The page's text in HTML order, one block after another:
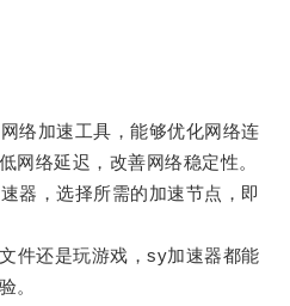
加速工具，能够优化网络连
网络延迟，改善网络稳定性。
，选择所需的加速节点，即
还是玩游戏，sy加速器都能
。